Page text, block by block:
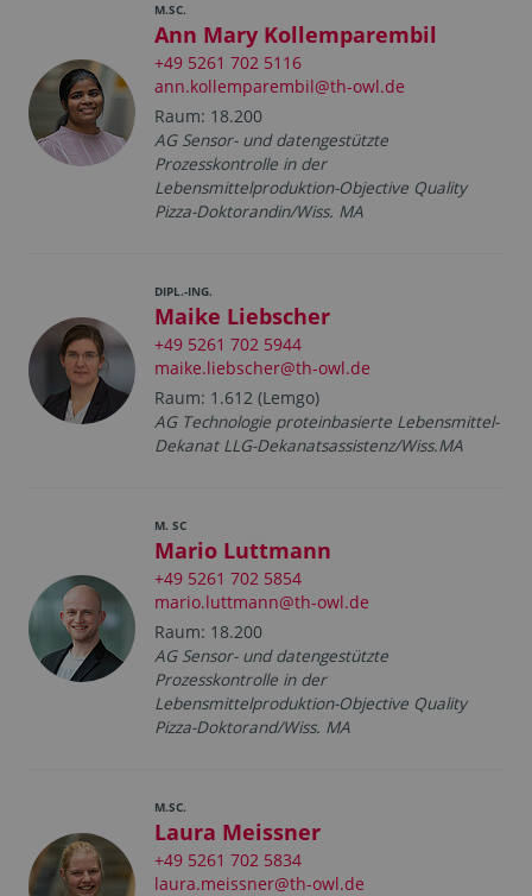
M.SC.
Ann Mary Kollemparembil
+49 5261 702 5116
ann.kollemparembil@th-owl.de
Raum: 18.200
AG Sensor- und datengestützte
Prozesskontrolle in der
Lebensmittelproduktion-Objective Quality
Pizza-Doktorandin/Wiss. MA
DIPL.-ING.
Maike Liebscher
+49 5261 702 5944
maike.liebscher@th-owl.de
Raum: 1.612 (Lemgo)
AG Technologie proteinbasierte Lebensmittel-
Dekanat LLG-Dekanatsassistenz/Wiss.MA
M. SC
Mario Luttmann
+49 5261 702 5854
mario.luttmann@th-owl.de
Raum: 18.200
AG Sensor- und datengestützte
Prozesskontrolle in der
Lebensmittelproduktion-Objective Quality
Pizza-Doktorand/Wiss. MA
M.SC.
Laura Meissner
+49 5261 702 5834
laura.meissner@th-owl.de